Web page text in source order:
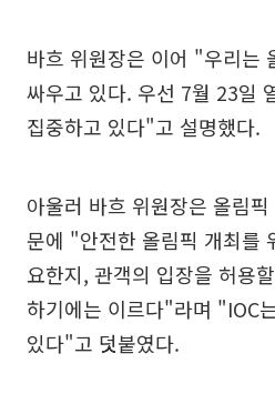
바흐 위원장은 이어 "우리는
싸우고 있다. 우선 7월 23일
집중하고 있다"고 설명했다.
아울러 바흐 위원장은 올림
문에 "안전한 올림픽 개최를
요한지, 관객의 입장을 허용
하기에는 이르다"라며 "IOC
있다"고 덧붙였다.